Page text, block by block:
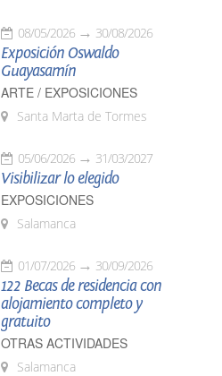
08/05/2026 30/08/2026
Exposición Oswaldo
Guayasamín
ARTE / EXPOSICIONES
Santa Marta de Tormes
05/06/2026 31/03/2027
Visibilizar lo elegido
EXPOSICIONES
Salamanca
01/07/2026 30/09/2026
122 Becas de residencia con
alojamiento completo y
gratuito
OTRAS ACTIVIDADES
Salamanca